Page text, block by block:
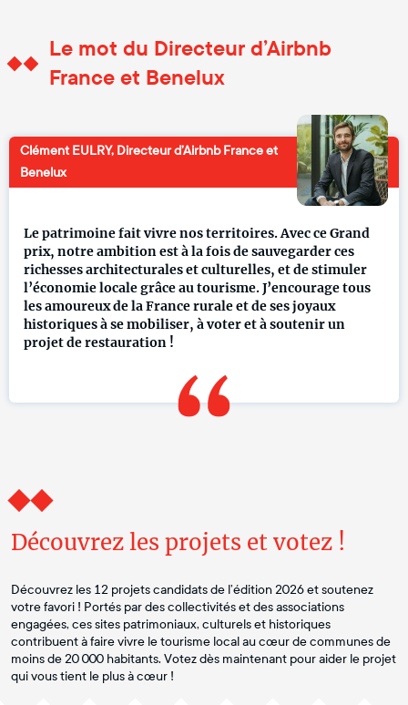
Le mot du Directeur d’Airbnb
France et Benelux
​​​Le patrimoine fait vivre nos territoires. Avec ce Grand
prix, notre ambition est à la fois de sauvegarder ces
richesses architecturales et culturelles, et de stimuler
l’économie locale grâce au tourisme. J’encourage tous
les amoureux de la France rurale et de ses joyaux
historiques à se mobiliser, à voter et à soutenir un
projet de restauration !
Clément EULRY, Directeur d’Airbnb France et
Benelux
Découvrez les projets et votez !
Découvrez les 12 projets candidats de l’édition 2026 et soutenez
votre favori ! Portés par des collectivités et des associations
engagées, ces sites patrimoniaux, culturels et historiques
contribuent à faire vivre le tourisme local au cœur de communes de
moins de 20 000 habitants. Votez dès maintenant pour aider le projet
qui vous tient le plus à cœur !